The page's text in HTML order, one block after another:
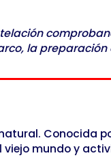
la
Conocida
mundo y